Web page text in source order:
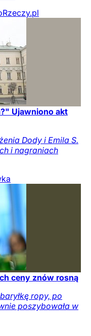
Ujawniono akt
Dody i Emila S.
i nagraniach
ceny znów rosną
ropy, po
poszybowała w